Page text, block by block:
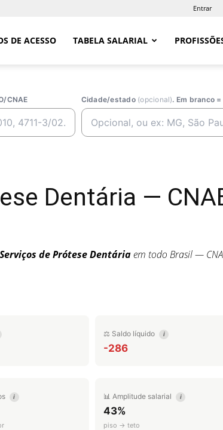
Entrar
DE ACESSO TABELA SALARIAL
CNAE Cidade/estado (opcional). Em branco
Dentária —
Serviços de Prótese Dentáriaem todo Brasil —
⚖️ Saldo líquido i
-286
i 📊 Amplitude salarial i
43%
piso → teto